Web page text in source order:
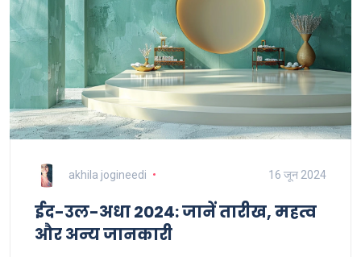
akhila jogineedi 16 जून 2024
ईद-उल-अधा 2024: जानें तारीख, महत्व
और अन्य जानकारी